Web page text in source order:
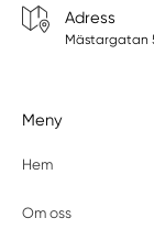
Adress
Mästargatan
Meny
Hem
Om oss